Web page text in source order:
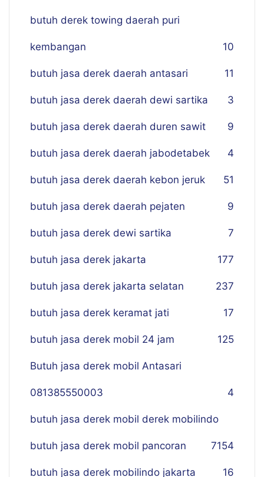
butuh derek towing daerah puri
kembangan 10
butuh jasa derek daerah antasari 11
butuh jasa derek daerah dewi sartika 3
butuh jasa derek daerah duren sawit 9
butuh jasa derek daerah jabodetabek 4
butuh jasa derek daerah kebon jeruk 51
butuh jasa derek daerah pejaten 9
butuh jasa derek dewi sartika 7
butuh jasa derek jakarta 177
butuh jasa derek jakarta selatan 237
butuh jasa derek keramat jati 17
butuh jasa derek mobil 24 jam 125
Butuh jasa derek mobil Antasari
081385550003 4
butuh jasa derek mobil derek mobilindo
154
butuh jasa derek mobil pancoran 7
butuh jasa derek mobilindo jakarta 16